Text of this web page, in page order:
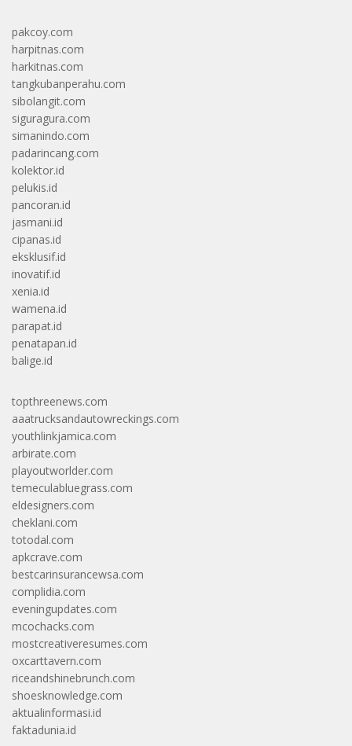
pakcoy.com
harpitnas.com
harkitnas.com
tangkubanperahu.com
sibolangit.com
siguragura.com
simanindo.com
padarincang.com
kolektor.id
pelukis.id
pancoran.id
jasmani.id
cipanas.id
eksklusif.id
inovatif.id
xenia.id
wamena.id
parapat.id
penatapan.id
balige.id
topthreenews.com
aaatrucksandautowreckings.com
youthlinkjamica.com
arbirate.com
playoutworlder.com
temeculabluegrass.com
eldesigners.com
cheklani.com
totodal.com
apkcrave.com
bestcarinsurancewsa.com
complidia.com
eveningupdates.com
mcochacks.com
mostcreativeresumes.com
oxcarttavern.com
riceandshinebrunch.com
shoesknowledge.com
aktualinformasi.id
faktadunia.id